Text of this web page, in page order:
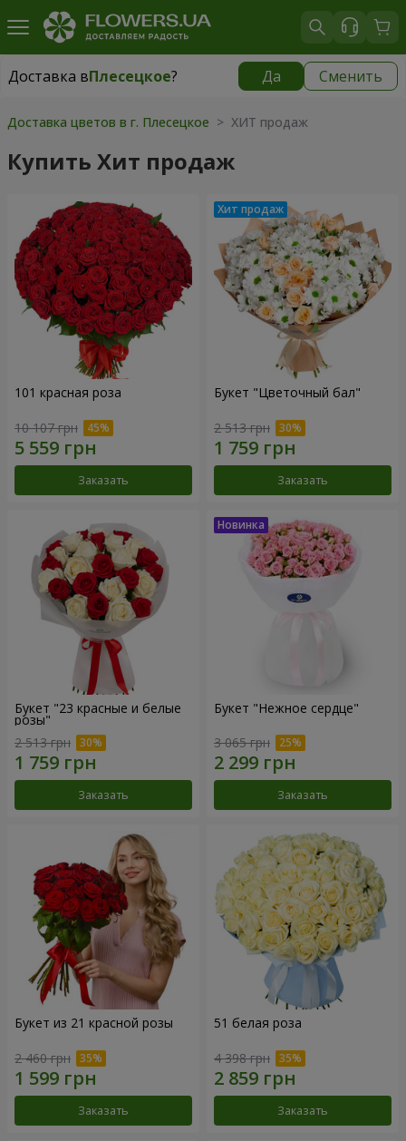
Доставка вПлесецкое? Да Сменить
Доставка вПлесецкое|
Доставка цветов в г. Плесецкое > ХИТ продаж
Купить Хит продаж
101 красная роза
10 107 грн
Заказать
Букет "Цветочный бал"
2 513 грн
Заказать
Букет "23 красные и белые
розы"
2 513 грн
Заказать
Букет "Нежное сердце"
3 065 грн
Заказать
Букет из 21 красной розы
2 460 грн
Заказать
51 белая роза
4 398 грн
Заказать